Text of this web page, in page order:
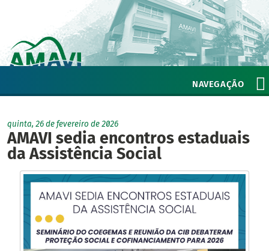
NAVEGAÇÃO
quinta, 26 de fevereiro de 2026
AMAVI sedia encontros estaduais
da Assistência Social